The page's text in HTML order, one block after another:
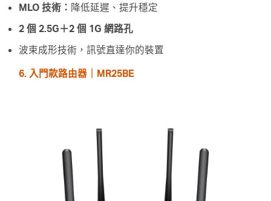
MLO 技術： 降低延遲、提升穩定
2 個 2.5G＋2 個 1G 網路孔
波束成形技術，訊號直達你的裝置
6. 入門款路由器｜MR25BE